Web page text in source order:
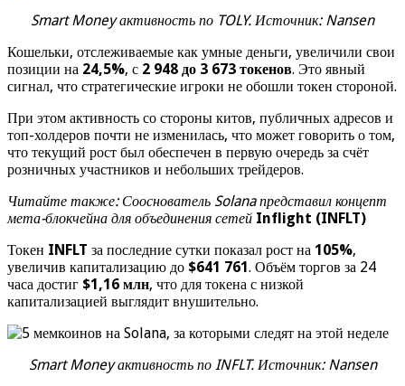
Smart Money активность по TOLY. Источник: Nansen
Кошельки, отслеживаемые как умные деньги, увеличили свои
позиции на 24,5%, с 2 948 до 3 673 токенов. Это явный
сигнал, что стратегические игроки не обошли токен стороной.
При этом активность со стороны китов, публичных адресов и
топ-холдеров почти не изменилась, что может говорить о том,
что текущий рост был обеспечен в первую очередь за счёт
розничных участников и небольших трейдеров.
Читайте также: Сооснователь Solana представил концепт
мета-блокчейна для объединения сетей Inflight (INFLT)
Токен INFLT за последние сутки показал рост на 105%,
увеличив капитализацию до $641 761. Объём торгов за 24
часа достиг $1,16 млн, что для токена с низкой
капитализацией выглядит внушительно.
Smart Money активность по INFLT. Источник: Nansen